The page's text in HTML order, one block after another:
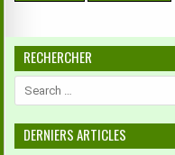
RECHERCHER
DERNIERS ARTICLES